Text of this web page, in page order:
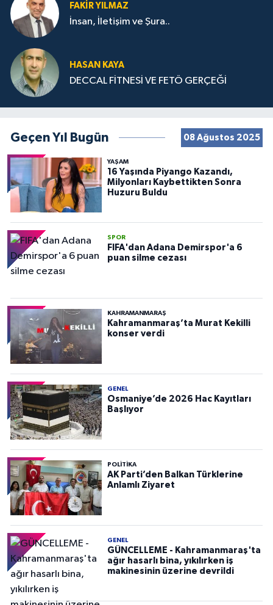
FAKIR YILMAZ
İnsan, İletişim ve Şura..
HASAN KAYA
DECCAL FİTNESİ VE FETÖ GERÇEĞİ
Geçen Yıl Bugün 08 Ağustos 2025
YAŞAM
16 Yaşında Piyango Kazandı,
Milyonları Kaybettikten Sonra
Huzuru Buldu
SPOR
FIFA'dan Adana Demirspor'a 6
puan silme cezası
KAHRAMANMARAŞ
Kahramanmaraş’ta Murat Kekilli
konser verdi
GENEL
Osmaniye’de 2026 Hac Kayıtları
Başlıyor
POLITIKA
AK Parti’den Balkan Türklerine
Anlamlı Ziyaret
GENEL
GÜNCELLEME - Kahramanmaraş'ta
ağır hasarlı bina, yıkılırken iş
makinesinin üzerine devrildi